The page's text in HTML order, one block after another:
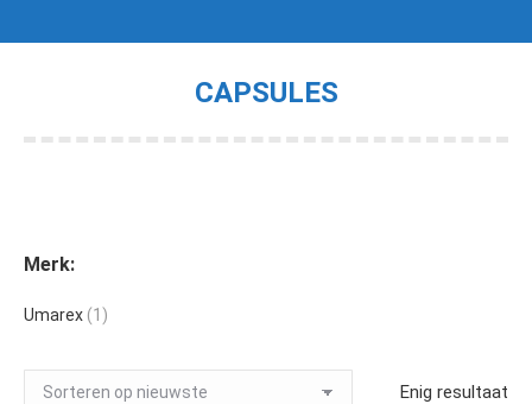
CAPSULES
Enig resultaat
Merk:
Umarex (1)